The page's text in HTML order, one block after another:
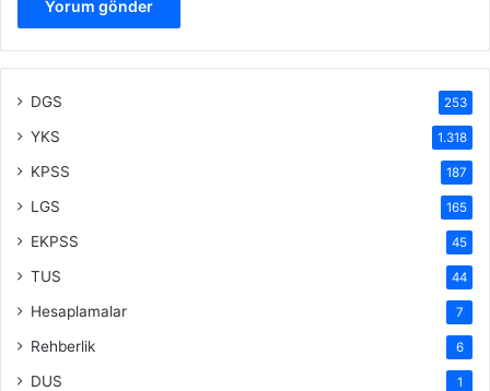
DGS 253
YKS 1.318
KPSS 187
LGS 165
EKPSS 45
TUS 44
Hesaplamalar 7
Rehberlik 6
DUS 1